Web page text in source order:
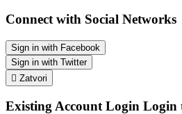
Connect with Social Networks
Sign in with Facebook
Sign in with Twitter
 Zatvori
Existing Account Login Login